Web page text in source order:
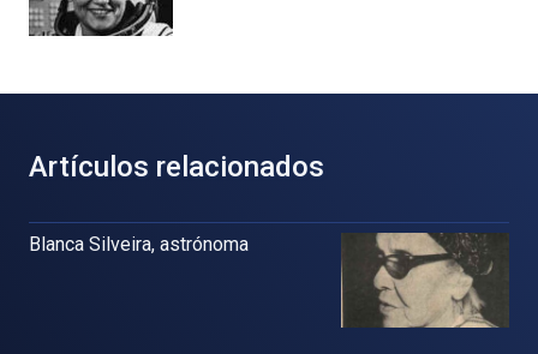
Artículos relacionados
Blanca Silveira, astrónoma